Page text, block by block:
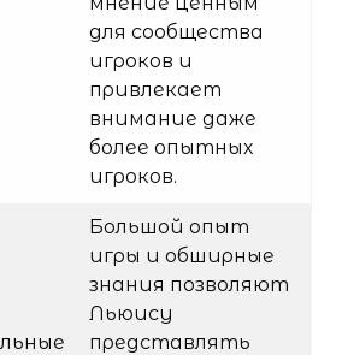
для сообщества
игроков и
привлекает
внимание даже
более опытных
игроков.
Большой опыт
игры и обширные
знания позволяют
Льюису
представлять